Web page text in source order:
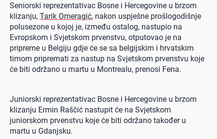
Seniorski reprezentativac Bosne i Hercegovine u brzom
klizanju, Tarik Omeragić, nakon uspješne prošlogodišnje
polusezone u kojoj je, između ostalog, nastupio na
Evropskom i Svjetskom prvenstvu, otputovao je na
pripreme u Belgiju gdje će se sa belgijskim i hrvatskim
timom pripremati za nastup na Svjetskom prvenstvu koje
će biti održano u martu u Montrealu, prenosi Fena.
Juniorski reprezentativac Bosne i Hercegovine u brzom
klizanju Ermin Raščić nastupit će na Svjetskom
juniorskom prvenstvu koje će biti održano također u
martu u Gdanjsku.